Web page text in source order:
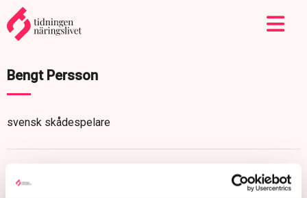
Bengt Persson
svensk skådespelare